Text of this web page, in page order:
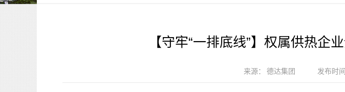
【守牢“一排底线”】权属供热企
来源： 德达集团 发布时间